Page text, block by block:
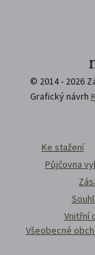
© 2014 - 2026
Grafický návrh
Ke stažení
Půjčovna
Vnitřní
Všeobecné